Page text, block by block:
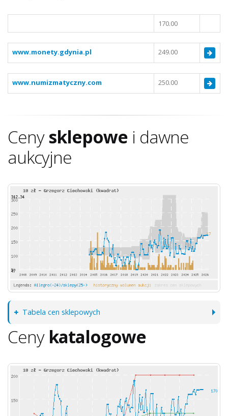
170.00
www.monety.gdynia.pl 249.00
www.numizmatyczny.com 250.00
Cenysklepowe i dawne
aukcyjne
Tabela cen sklepowych
Ceny katalogowe